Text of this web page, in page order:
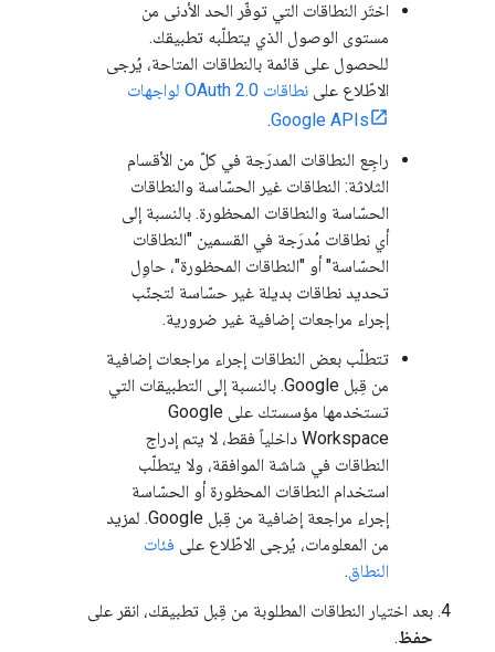
اختَر النطاقات التي توفّر الحد الأدنى من
مستوى الوصول الذي يتطلّبه تطبيقك.
للحصول على قائمة بالنطاقات المتاحة، يُرجى
الاطّلاع على
نطاقات OAuth 2.0 لواجهات
Google APIs
.
راجِع النطاقات المدرَجة في كلّ من الأقسام
الثلاثة: النطاقات غير الحسّاسة والنطاقات
الحسّاسة والنطاقات المحظورة. بالنسبة إلى
أي نطاقات مُدرَجة في القسمين "النطاقات
الحسّاسة" أو "النطاقات المحظورة"، حاوِل
تحديد نطاقات بديلة غير حسّاسة لتجنّب
إجراء مراجعات إضافية غير ضرورية.
تتطلّب بعض النطاقات إجراء مراجعات إضافية
من قِبل Google. بالنسبة إلى التطبيقات التي
تستخدمها مؤسستك على Google
Workspace داخلياً فقط، لا يتم إدراج
النطاقات في شاشة الموافقة، ولا يتطلّب
استخدام النطاقات المحظورة أو الحسّاسة
إجراء مراجعة إضافية من قِبل Google. لمزيد
من المعلومات، يُرجى الاطّلاع على فئات
النطاق.
بعد اختيار النطاقات المطلوبة من قِبل تطبيقك، انقر على
حفظ.